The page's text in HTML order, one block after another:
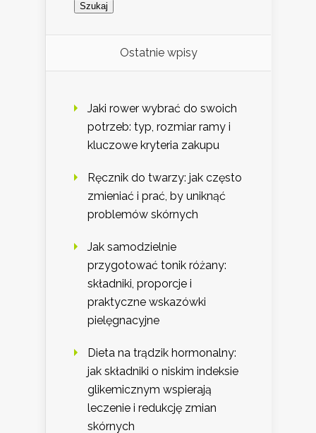
Ostatnie wpisy
Jaki rower wybrać do swoich
potrzeb: typ, rozmiar ramy i
kluczowe kryteria zakupu
Ręcznik do twarzy: jak często
zmieniać i prać, by uniknąć
problemów skórnych
Jak samodzielnie
przygotować tonik różany:
składniki, proporcje i
praktyczne wskazówki
pielęgnacyjne
Dieta na trądzik hormonalny:
jak składniki o niskim indeksie
glikemicznym wspierają
leczenie i redukcję zmian
skórnych